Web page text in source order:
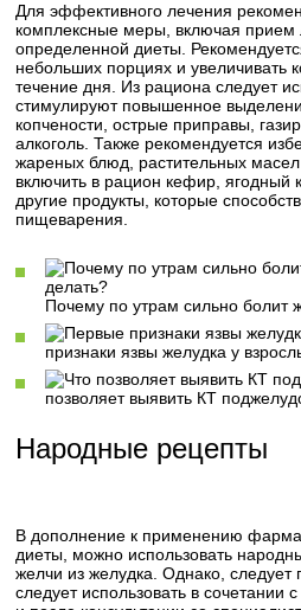
Для эффективного лечения
комплексные меры, включая прием
определенной диеты.
небольших порциях и увеличивать
течение дня. Из рациона следует
стимулируют повышенное
копчености, острые приправы,
алкоголь. Также рекомендуется
жареных блюд, растительных
включить в рацион кефир, ягодный
другие продукты, которые
пищеварения.
Почему по утрам сильно болит
признаки язвы желудка у
позволяет выявить КТ
Народные рецепты
В дополнение к применению
диеты, можно использовать
желчи из желудка. Однако, следует
следует использовать в